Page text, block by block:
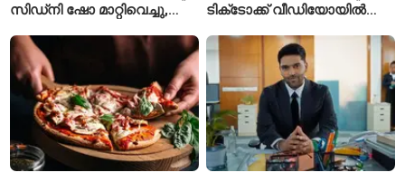
സിഡ്‌നി ഷോ മാറ്റിവെച്ചു,
ചോദിച്ച് താരം
ടിക്‌ടോക്ക് വീഡിയോയിൽ
‘August’ നീക്കം ചെയ്തു